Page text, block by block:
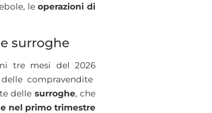
leoperazioni di
surroghe
tre mesi del 2026
compravendite
delle surroghe, che
nel primo trimestre